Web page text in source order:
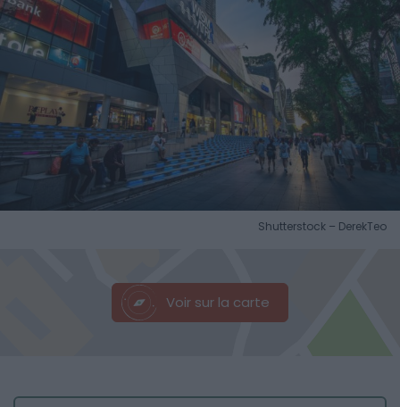
Shutterstock – DerekTeo
Voir sur la carte